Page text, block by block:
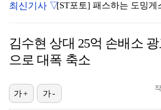
[ST포토] 전소미, 맨시티
최신기사 ▽
김수현 상대 25억 손배소
으로 대폭 축소
가+ 가-